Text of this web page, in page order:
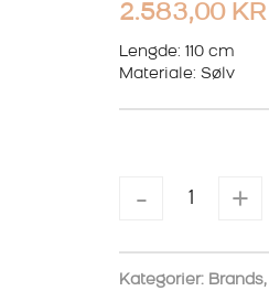
2.583,00 KR
Lengde: 110 cm
Materiale: Sølv
-
KJEDE
MED
326400
+
Kategorier: Brands,